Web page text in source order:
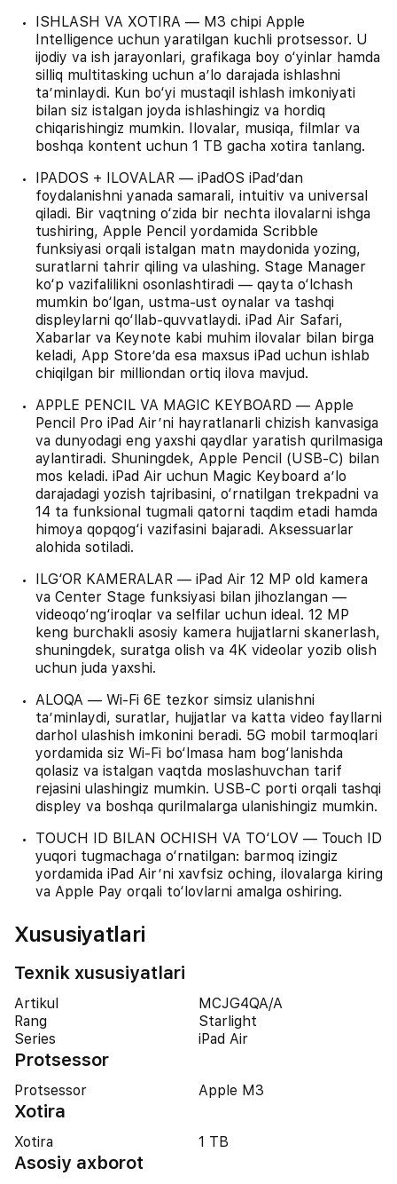
ISHLASH VA XOTIRA — M3 chipi Apple
Intelligence uchun yaratilgan kuchli protsessor. U
ijodiy va ish jarayonlari, grafikaga boy o‘yinlar hamda
silliq multitasking uchun a’lo darajada ishlashni
ta’minlaydi. Kun bo‘yi mustaqil ishlash imkoniyati
bilan siz istalgan joyda ishlashingiz va hordiq
chiqarishingiz mumkin. Ilovalar, musiqa, filmlar va
boshqa kontent uchun 1 TB gacha xotira tanlang.
IPADOS + ILOVALAR — iPadOS iPad’dan
foydalanishni yanada samarali, intuitiv va universal
qiladi. Bir vaqtning o‘zida bir nechta ilovalarni ishga
tushiring, Apple Pencil yordamida Scribble
funksiyasi orqali istalgan matn maydonida yozing,
suratlarni tahrir qiling va ulashing. Stage Manager
ko‘p vazifalilikni osonlashtiradi — qayta o‘lchash
mumkin bo‘lgan, ustma-ust oynalar va tashqi
displeylarni qo‘llab-quvvatlaydi. iPad Air Safari,
Xabarlar va Keynote kabi muhim ilovalar bilan birga
keladi, App Store’da esa maxsus iPad uchun ishlab
chiqilgan bir milliondan ortiq ilova mavjud.
APPLE PENCIL VA MAGIC KEYBOARD — Apple
Pencil Pro iPad Air’ni hayratlanarli chizish kanvasiga
va dunyodagi eng yaxshi qaydlar yaratish qurilmasiga
aylantiradi. Shuningdek, Apple Pencil (USB-C) bilan
mos keladi. iPad Air uchun Magic Keyboard a’lo
darajadagi yozish tajribasini, o‘rnatilgan trekpadni va
14 ta funksional tugmali qatorni taqdim etadi hamda
himoya qopqog‘i vazifasini bajaradi. Aksessuarlar
alohida sotiladi.
ILG‘OR KAMERALAR — iPad Air 12 MP old kamera
va Center Stage funksiyasi bilan jihozlangan —
videoqo‘ng‘iroqlar va selfilar uchun ideal. 12 MP
keng burchakli asosiy kamera hujjatlarni skanerlash,
shuningdek, suratga olish va 4K videolar yozib olish
uchun juda yaxshi.
ALOQA — Wi-Fi 6E tezkor simsiz ulanishni
ta’minlaydi, suratlar, hujjatlar va katta video fayllarni
darhol ulashish imkonini beradi. 5G mobil tarmoqlari
yordamida siz Wi-Fi bo‘lmasa ham bog‘lanishda
qolasiz va istalgan vaqtda moslashuvchan tarif
rejasini ulashingiz mumkin. USB-C porti orqali tashqi
displey va boshqa qurilmalarga ulanishingiz mumkin.
TOUCH ID BILAN OCHISH VA TO‘LOV — Touch ID
yuqori tugmachaga o‘rnatilgan: barmoq izingiz
yordamida iPad Air’ni xavfsiz oching, ilovalarga kiring
va Apple Pay orqali to‘lovlarni amalga oshiring.
Xususiyatlari
Texnik xususiyatlari
Artikul
MCJG4QA/A
Rang
Starlight
Series
iPad Air
Protsessor
Protsessor Apple M3
Xotira
Xotira 1 TB
Asosiy axborot